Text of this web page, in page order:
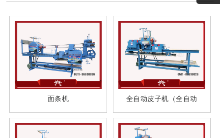
面条机 全自动皮子机（全自动